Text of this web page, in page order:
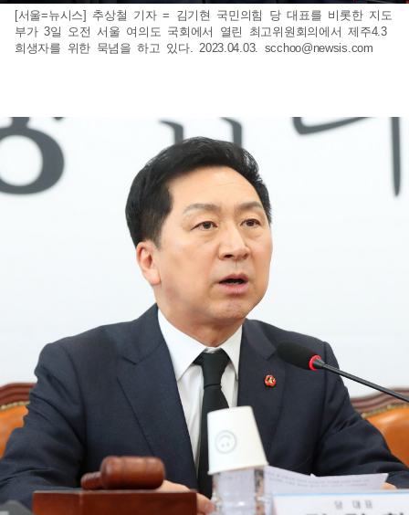
[서울=뉴시스] 추상철 기자 = 김기현 국민의힘 당 대표를 비롯한 지도
부가 3일 오전 서울 여의도 국회에서 열린 최고위원회의에서 제주4.3
희생자를 위한 묵념을 하고 있다. 2023.04.03. scchoo@newsis.com